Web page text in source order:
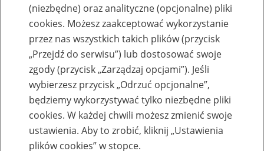
Zasady przyznawania emerytur i rent dla osób pracujących w państwach UE/EFTA
Przepisy prawa unijnego
września
(niezbędne) oraz analityczne (opcjonalne) pliki
cookies. Możesz zaakceptować wykorzystanie
przez nas wszystkich takich plików (przycisk
„Przejdź do serwisu”) lub dostosować swoje
zgody (przycisk „Zarządzaj opcjami”). Jeśli
wybierzesz przycisk „Odrzuć opcjonalne”,
będziemy wykorzystywać tylko niezbędne pliki
cookies. W każdej chwili możesz zmienić swoje
ustawienia. Aby to zrobić, kliknij „Ustawienia
plików cookies” w stopce.